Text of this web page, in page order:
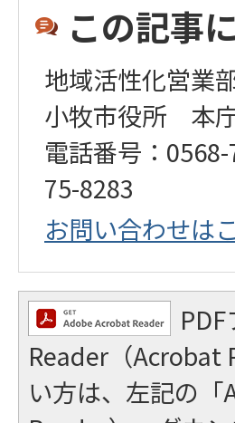
この記事
地域活性化営業
小牧市役所 本
電話番号：
75-8283
お問い合わせは
Reader（Acrobat
い方は、左記の